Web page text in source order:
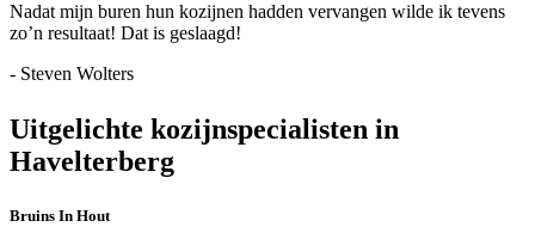
Nadat mijn buren hun kozijnen hadden vervangen wilde ik tevens
zo’n resultaat! Dat is geslaagd!
- Steven Wolters
Uitgelichte kozijnspecialisten in
Havelterberg
Bruins In Hout